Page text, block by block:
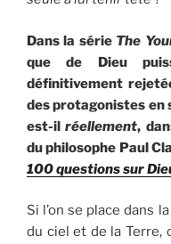
Dans la sérieThe
que de Dieu
définitivement
des protagonistes en
est-ilréellement,
du philosophe Paul
100 questions sur
Si l’on se place dans
du ciel et de la Terre,